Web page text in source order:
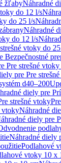
žľabyNáhradné
do 12 l/s
do 25 l/s
Náhradné
do 12 l/s
vtoky do
Bezpečnostné
Pre strešné
pre Pre
d40–200
diely pre
strešné vtoky
vtokyNáhradné
diely pre
Náhradné diely
Podlahové
vtoky 10 x